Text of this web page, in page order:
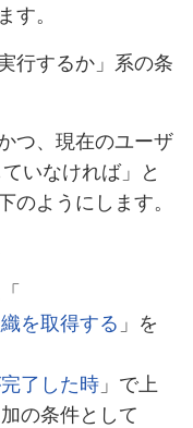
す。
行するか」系の条
つ、現在のユーザ
いなければ」と
のようにします。
を取得する 」を
了した時 」で上
の条件として